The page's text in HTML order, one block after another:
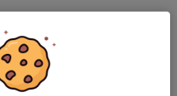
om tider, lag och annat, men
gäller.